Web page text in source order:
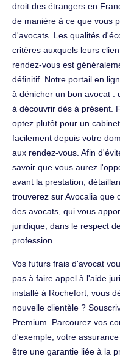
droit des étrangers en
de manière à ce que vous
d'avocats. Les qualités
critères auxquels leurs
rendez-vous est
définitif. Notre portail en
à dénicher un bon avocat :
à découvrir dès à présent.
optez plutôt pour un
facilement depuis votre
aux rendez-vous. Afin
savoir que vous aurez
avant la prestation,
trouverez sur Avocalia que
des avocats, qui vous
juridique, dans le respect
profession.
Vos futurs frais d'avocat
pas à faire appel à l'aide
installé à Rochefort, vous
nouvelle clientèle ?
Premium. Parcourez vos
d'exemple, votre
être une garantie liée à la